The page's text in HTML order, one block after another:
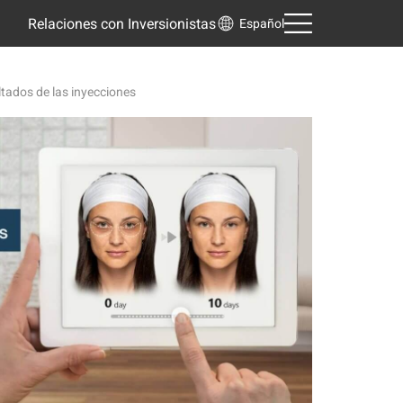
Relaciones con Inversionistas Español
de las inyecciones